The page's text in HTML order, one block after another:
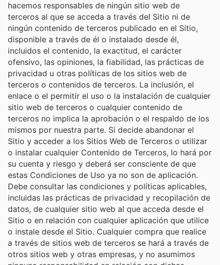
hacemos responsables de ningún sitio web de
terceros al que se acceda a través del Sitio ni de
ningún contenido de terceros publicado en el Sitio,
disponible a través de él o instalado desde él,
incluidos el contenido, la exactitud, el carácter
ofensivo, las opiniones, la fiabilidad, las prácticas de
privacidad u otras políticas de los sitios web de
terceros o contenidos de terceros. La inclusión, el
enlace o el permitir el uso o la instalación de cualquier
sitio web de terceros o cualquier contenido de
terceros no implica la aprobación o el respaldo de los
mismos por nuestra parte. Si decide abandonar el
Sitio y acceder a los Sitios Web de Terceros o utilizar
o instalar cualquier Contenido de Terceros, lo hará por
su cuenta y riesgo y deberá ser consciente de que
estas Condiciones de Uso ya no son de aplicación.
Debe consultar las condiciones y políticas aplicables,
incluidas las prácticas de privacidad y recopilación de
datos, de cualquier sitio web al que acceda desde el
Sitio o en relación con cualquier aplicación que utilice
o instale desde el Sitio. Cualquier compra que realice
a través de sitios web de terceros se hará a través de
otros sitios web y otras empresas, y no asumimos